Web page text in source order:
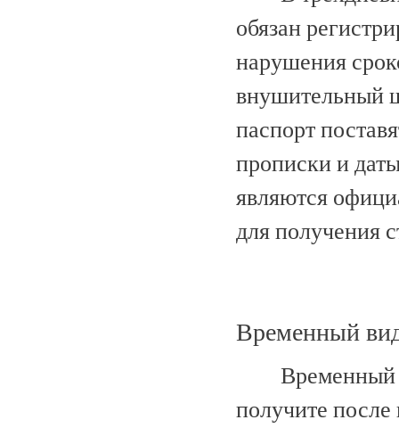
обязан
нарушения
внушительный
паспорт
прописки и
являются
для получения
Временный
получите